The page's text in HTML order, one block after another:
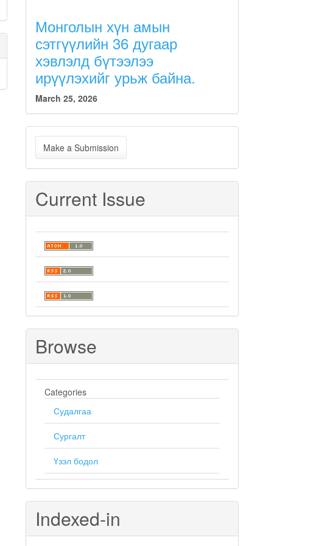
Монголын хүн амын
сэтгүүлийн 36 дугаар
хэвлэлд бүтээлээ
ирүүлэхийг урьж байна.
March 25, 2026
Make
a
Submission
Make a Submission
Current Issue
Browse
Categories
Судалгаа
Сургалт
Үзэл бодол
Indexed-in